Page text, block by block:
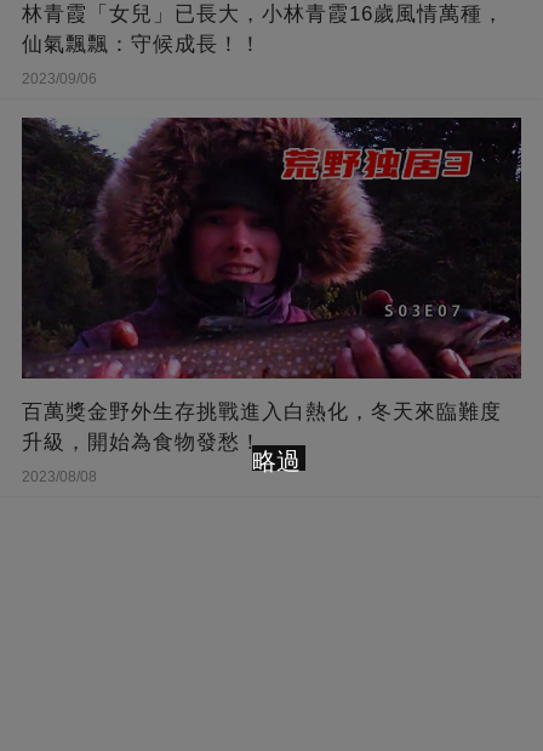
林青霞「女兒」已長大，小林青霞16歲風情萬種，
仙氣飄飄：守候成長！！
2023/09/06
百萬獎金野外生存挑戰進入白熱化，冬天來臨難度
升級，開始為食物發愁！
2023/08/08
略過